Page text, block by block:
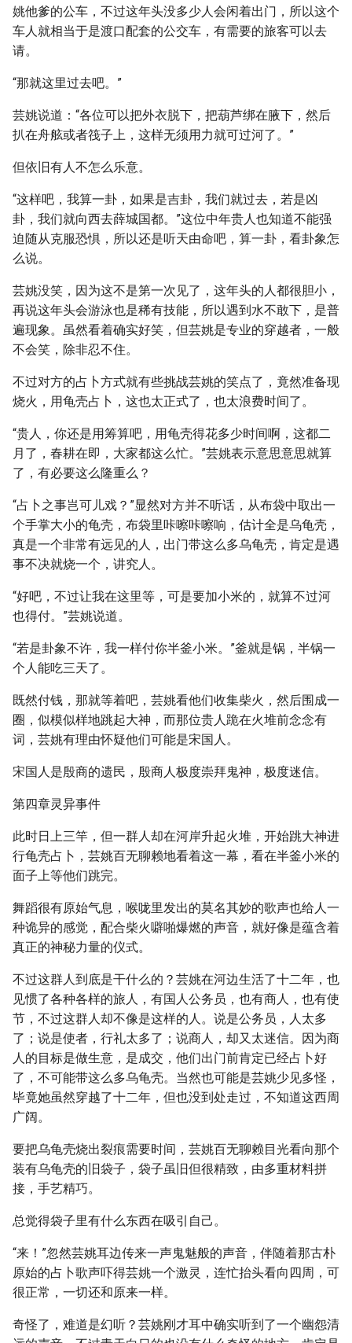
姚他爹的公车，不过这年头没多少人会闲着出门，所以这个
车人就相当于是渡口配套的公交车，有需要的旅客可以去
请。
“那就这里过去吧。”
芸姚说道：“各位可以把外衣脱下，把葫芦绑在腋下，然后
扒在舟舷或者筏子上，这样无须用力就可过河了。”
但依旧有人不怎么乐意。
“这样吧，我算一卦，如果是吉卦，我们就过去，若是凶
卦，我们就向西去薛城国都。”这位中年贵人也知道不能强
迫随从克服恐惧，所以还是听天由命吧，算一卦，看卦象怎
么说。
芸姚没笑，因为这不是第一次见了，这年头的人都很胆小，
再说这年头会游泳也是稀有技能，所以遇到水不敢下，是普
遍现象。虽然看着确实好笑，但芸姚是专业的穿越者，一般
不会笑，除非忍不住。
不过对方的占卜方式就有些挑战芸姚的笑点了，竟然准备现
烧火，用龟壳占卜，这也太正式了，也太浪费时间了。
“贵人，你还是用筹算吧，用龟壳得花多少时间啊，这都二
月了，春耕在即，大家都这么忙。”芸姚表示意思意思就算
了，有必要这么隆重么？
“占卜之事岂可儿戏？”显然对方并不听话，从布袋中取出一
个手掌大小的龟壳，布袋里咔嚓咔嚓响，估计全是乌龟壳，
真是一个非常有远见的人，出门带这么多乌龟壳，肯定是遇
事不决就烧一个，讲究人。
“好吧，不过让我在这里等，可是要加小米的，就算不过河
也得付。”芸姚说道。
“若是卦象不许，我一样付你半釜小米。”釜就是锅，半锅一
个人能吃三天了。
既然付钱，那就等着吧，芸姚看他们收集柴火，然后围成一
圈，似模似样地跳起大神，而那位贵人跪在火堆前念念有
词，芸姚有理由怀疑他们可能是宋国人。
宋国人是殷商的遗民，殷商人极度崇拜鬼神，极度迷信。
第四章灵异事件
此时日上三竿，但一群人却在河岸升起火堆，开始跳大神进
行龟壳占卜，芸姚百无聊赖地看着这一幕，看在半釜小米的
面子上等他们跳完。
舞蹈很有原始气息，喉咙里发出的莫名其妙的歌声也给人一
种诡异的感觉，配合柴火噼啪爆燃的声音，就好像是蕴含着
真正的神秘力量的仪式。
不过这群人到底是干什么的？芸姚在河边生活了十二年，也
见惯了各种各样的旅人，有国人公务员，也有商人，也有使
节，不过这群人却不像是这样的人。说是公务员，人太多
了；说是使者，行礼太多了；说商人，却又太迷信。因为商
人的目标是做生意，是成交，他们出门前肯定已经占卜好
了，不可能带这么多乌龟壳。当然也可能是芸姚少见多怪，
毕竟她虽然穿越了十二年，但也没到处走过，不知道这西周
广阔。
要把乌龟壳烧出裂痕需要时间，芸姚百无聊赖目光看向那个
装有乌龟壳的旧袋子，袋子虽旧但很精致，由多重材料拼
接，手艺精巧。
总觉得袋子里有什么东西在吸引自己。
“来！”忽然芸姚耳边传来一声鬼魅般的声音，伴随着那古朴
原始的占卜歌声吓得芸姚一个激灵，连忙抬头看向四周，可
很正常，一切还和原来一样。
奇怪了，难道是幻听？芸姚刚才耳中确实听到了一个幽怨清